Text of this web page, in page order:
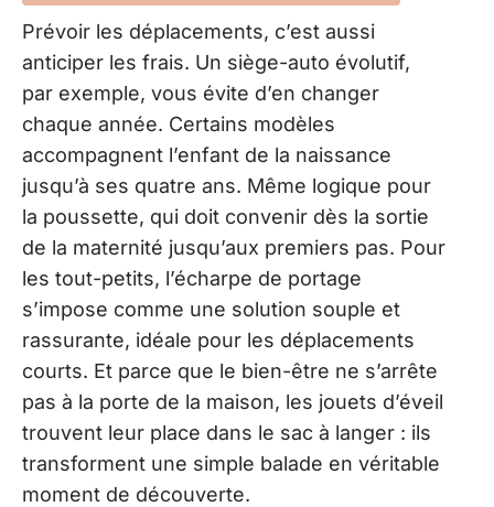
Prévoir les déplacements, c’est aussi
anticiper les frais. Un siège-auto évolutif,
par exemple, vous évite d’en changer
chaque année. Certains modèles
accompagnent l’enfant de la naissance
jusqu’à ses quatre ans. Même logique pour
la poussette, qui doit convenir dès la sortie
de la maternité jusqu’aux premiers pas. Pour
les tout-petits, l’écharpe de portage
s’impose comme une solution souple et
rassurante, idéale pour les déplacements
courts. Et parce que le bien-être ne s’arrête
pas à la porte de la maison, les jouets d’éveil
trouvent leur place dans le sac à langer : ils
transforment une simple balade en véritable
moment de découverte.